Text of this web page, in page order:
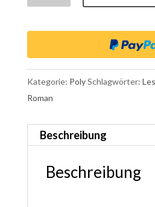
Samaraskunst
Corinna
Naumann
Menge
Kategorie: PolySchlagwörter:
Roman
Beschreibung
Beschreibung